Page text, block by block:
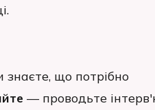
що потрібно
— проводьте